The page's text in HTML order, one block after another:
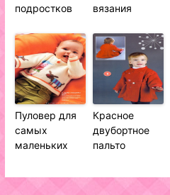
подростков
вязания
Пуловер для
самых
маленьких
Красное
двубортное
пальто